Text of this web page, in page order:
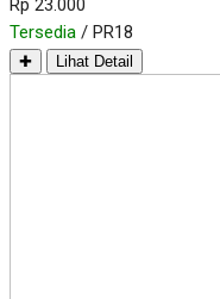
Rp 23.000
Tersedia / PR18
✚ Lihat Detail